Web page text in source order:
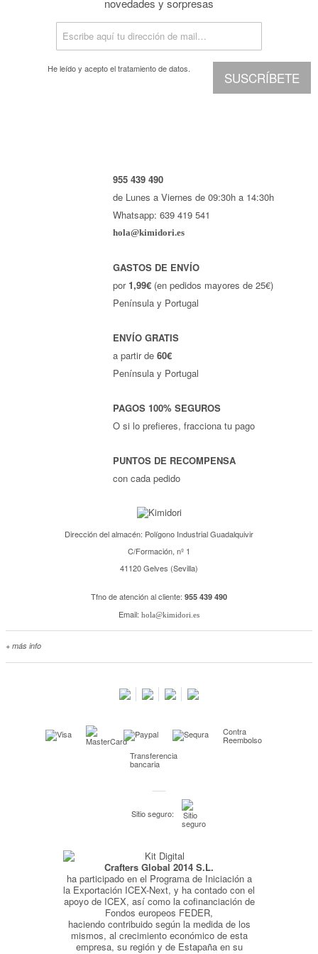
novedades y sorpresas
SUSCRÍBETE
He leído y acepto eltratamiento de datos.
955 439 490
de Lunes a Viernes de 09:30h a 14:30h
Whatsapp: 639 419 541
hola@kimidori.es
GASTOS DE ENVÍO
por 1,99€ (en pedidos mayores de 25€)
Península y Portugal
ENVÍO GRATIS
a partir de60€
Península y Portugal
PAGOS 100% SEGUROS
O si lo prefieres, fracciona tu pago
PUNTOS DE RECOMPENSA
con cada pedido
Dirección del almacén: Polígono Industrial Guadalquivir
C/Formación, nº 1
41120 Gelves (Sevilla)
Tfno de atención al cliente: 955 439 490
Email: hola@kimidori.es
+ más info
Kimidori PRINT, nuestro servicio de impresión de fotos
Pago seguro y financiación
Condiciones generales de Compra
Política de Privacidad
Política de Cookies
Contra
Reembolso
Transferencia
bancaria
Sitio seguro:
Crafters Global 2014 S.L.
ha participado en el Programa de Iniciación a
la Exportación ICEX-Next, y ha contado con el
apoyo de ICEX, así como la cofinanciación de
Fondos europeos FEDER,
haciendo contribuido según la medida de los
mismos, al crecimiento económico de esta
empresa, su región y de Estapaña en su